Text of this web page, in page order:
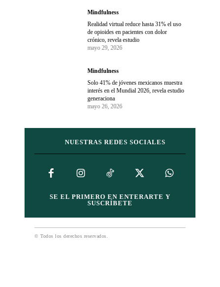
Mindfulness
Realidad virtual reduce hasta 31% el uso
de opioides en pacientes con dolor
crónico, revela estudio
mayo 29, 2026
Mindfulness
Solo 41% de jóvenes mexicanos muestra
interés en el Mundial 2026, revela estudio
generaciona
mayo 26, 2026
NUESTRAS REDES SOCIALES
SE EL PRIMERO EN ENTERARTE Y
SUSCRÍBETE
© Todos los derechos reservados.